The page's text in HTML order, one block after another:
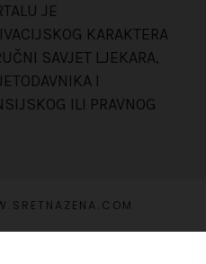
JE
KARAKTERA
SAVJET LJEKARA,
I
ILI PRAVNOG